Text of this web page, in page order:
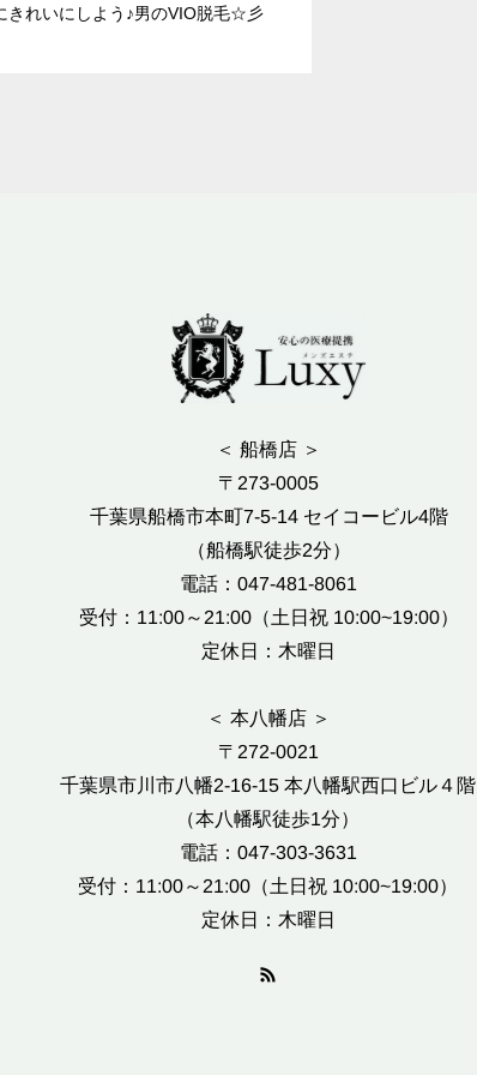
きれいにしよう♪男のVIO脱毛☆彡
＜ 船橋店 ＞
〒273-0005
千葉県船橋市本町7-5-14 セイコービル4階
（船橋駅徒歩2分）
電話：047-481-8061
受付：11:00～21:00（土日祝 10:00~19:00）
定休日：木曜日
＜ 本八幡店 ＞
〒272-0021
千葉県市川市八幡2-16-15 本八幡駅西口ビル４階
（本八幡駅徒歩1分）
電話：047-303-3631
受付：11:00～21:00（土日祝 10:00~19:00）
定休日：木曜日